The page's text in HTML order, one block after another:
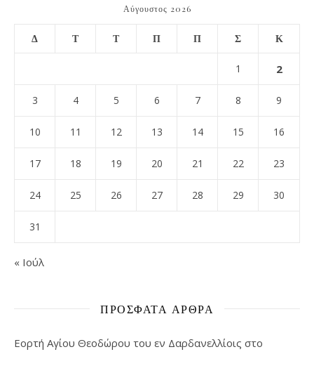
Αύγουστος 2026
Δ Τ Τ Π Π Σ Κ
1 2
3 4 5 6 7 8 9
10 11 12 13 14 15 16
17 18 19 20 21 22 23
24 25 26 27 28 29 30
31
« Ιούλ
ΠΡΌΣΦΑΤΑ ΆΡΘΡΑ
Εορτή Αγίου Θεοδώρου του εν Δαρδανελλίοις στο